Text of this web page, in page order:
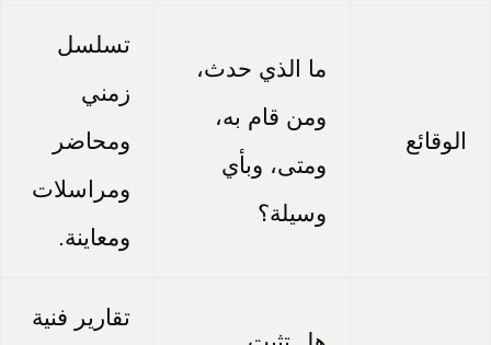
الوقائع
ما الذي حدث،
ومن قام به،
ومتى، وبأي
وسيلة؟
تسلسل
زمني
ومحاضر
ومراسلات
ومعاينة.
تقارير فنية